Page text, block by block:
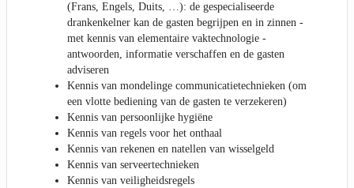
(Frans, Engels, Duits, …): de gespecialiseerde
drankenkelner kan de gasten begrijpen en in zinnen -
met kennis van elementaire vaktechnologie -
antwoorden, informatie verschaffen en de gasten
adviseren
Kennis van mondelinge communicatietechnieken (om
een vlotte bediening van de gasten te verzekeren)
Kennis van persoonlijke hygiëne
Kennis van regels voor het onthaal
Kennis van rekenen en natellen van wisselgeld
Kennis van serveertechnieken
Kennis van veiligheidsregels